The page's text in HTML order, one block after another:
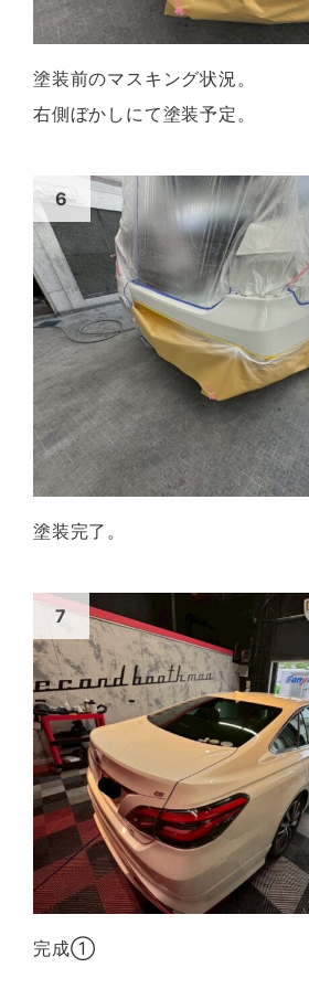
塗装前のマスキング状況。
右側ぼかしにて塗装予定。
塗装完了。
完成①